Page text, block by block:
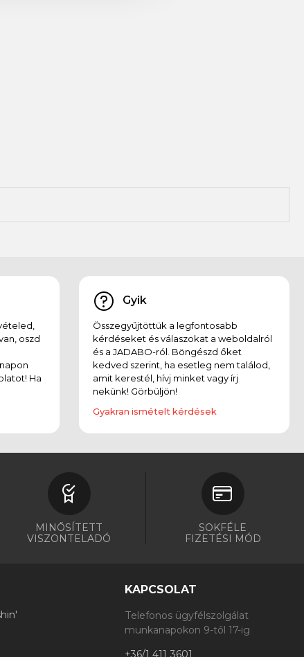
oszd
Ha
Gyik
Összegyűjtöttük a legfontosabb
kérdéseket és válaszokat a weboldalról
és a JADABO-ról. Böngészd őket
kedved szerint, ha esetleg nem találod,
amit kerestél, hívj minket vagy írj
nekünk! Görbüljön!
Gyakran ismételt kérdések
MINŐSÍTETT
VISZONTELADÓ
SOKFÉLE
FIZETÉSI MÓD
KAPCSOLAT
Telefonos ügyfélszolgálat
munkanapokon 9-től 17-ig
+36/1 411 3601